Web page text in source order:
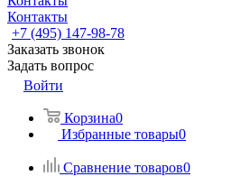
Контакты
+7 (495) 147-98-78
Заказать звонок
Задать вопрос
Войти
Корзина0
Избранные товары0
Сравнение товаров0